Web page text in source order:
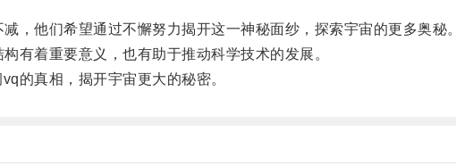
他们希望通过不懈努力揭开这一神秘面纱，探索宇宙的更多奥秘。
着重要意义，也有助于推动科学技术的发展。
真相，揭开宇宙更大的秘密。